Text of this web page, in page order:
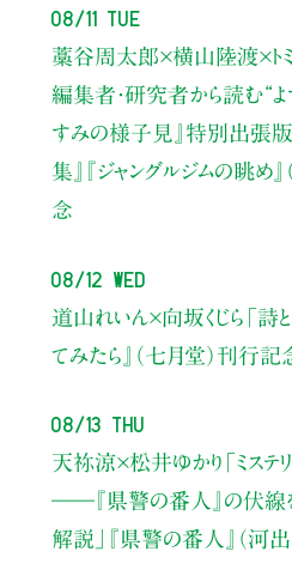
08/11 Tue
藁谷周太郎×横山陸渡×トミ
編集者・研究者から読む“よ
すみの様子見』特別出張版
集』『ジャングルジムの眺
念
08/12 Wed
道山れいん×向坂くじら 「詩
てみたら』（七月堂）刊行記
08/13 Thu
天祢涼×松井ゆかり 「ミス
――『県警の番人』の伏線
解説」
『県警の番人』（河